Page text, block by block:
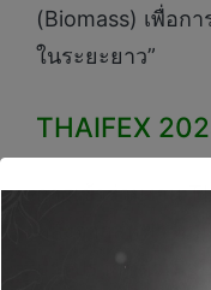
(Biomass) เพื่อก
ในระยะยาว”
THAIFEX
การเข้าร่วมงาน
หลังจากสหฟาร์ม
การปรากฏตัวเมื่